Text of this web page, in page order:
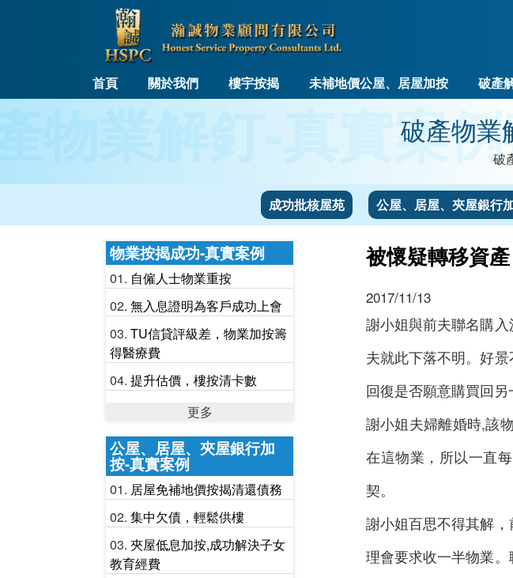
首頁 關於我們 樓宇按揭 未補地價公屋、居屋加按 破產
破產物業
破
物業解釘-真實案例
成功批核屋苑 公屋、居屋、夾屋銀行
物業按揭成功-真實案例
自僱人士物業重按
無入息證明為客戶成功上會
TU信貸評級差，物業加按籌
得醫療費
提升估價，樓按清卡數
更多
公屋、居屋、夾屋銀行加
按-真實案例
居屋免補地價按揭清還債務
集中欠債，輕鬆供樓
夾屋低息加按,成功解決子女
教育經費
被懷疑轉移資
2017/11/13
謝小姐與前夫聯名購
夫就此下落不明。好
回復是否願意購買回另
謝小姐夫婦離婚時,該
在這物業，所以一直
契。
謝小姐百思不得其解
理會要求收一半物業